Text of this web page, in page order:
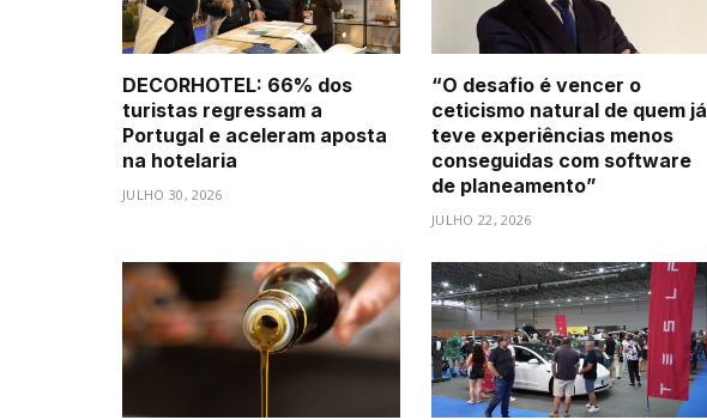
DECORHOTEL: 66% dos
turistas regressam a
Portugal e aceleram aposta
na hotelaria
JULHO 30, 2026
“O desafio é vencer o
ceticismo natural de quem já
teve experiências menos
conseguidas com software
de planeamento”
JULHO 22, 2026